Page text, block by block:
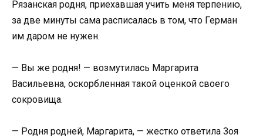
Рязанская родня, приехавшая учить меня терпению,
за две минуты сама расписалась в том, что Герман
им даром не нужен.
— Вы же родня! — возмутилась Маргарита
Васильевна, оскорбленная такой оценкой своего
сокровища.
— Родня родней, Маргарита, — жестко ответила Зоя